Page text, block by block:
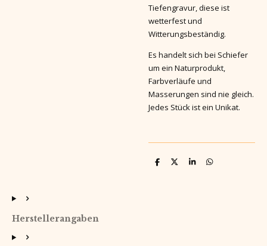
Tiefengravur, diese ist
wetterfest und
Witterungsbeständig.
Es handelt sich bei Schiefer
um ein Naturprodukt,
Farbverläufe und
Masserungen sind nie gleich.
Jedes Stück ist ein Unikat.
T
T
T
T
Herstellerangaben